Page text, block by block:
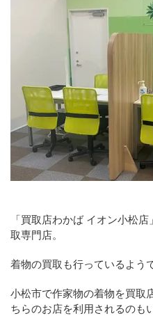
「買取店わかば イオン小松
取専門店。
着物の買取も行っているよう
小松市で作家物の着物を買取
ちらのお店を利用されるのも